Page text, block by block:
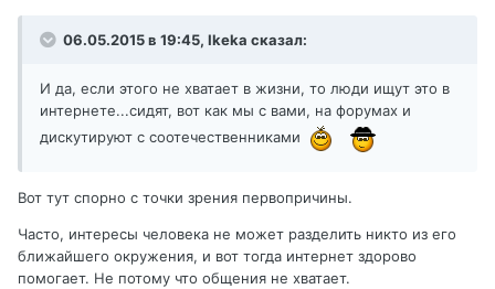
06.05.2015 в 19:45, Ikeka сказал:
И да, если этого не хватает в жизни, то люди ищут это в
интернете...сидят, вот как мы с вами, на форумах и
дискутируют с соотечественниками
Вот тут спорно с точки зрения первопричины.
Часто, интересы человека не может разделить никто из его
ближайшего окружения, и вот тогда интернет здорово
помогает. Не потому что общения не хватает.